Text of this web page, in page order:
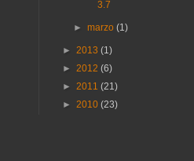
3.7
►marzo(1)
► 2013 (1)
► 2012 (6)
► 2011 (21)
► 2010 (23)